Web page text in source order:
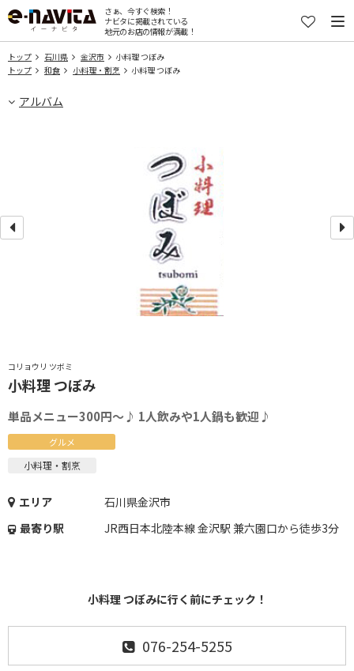
さぁ、今すぐ検索！
ナビタに掲載されている
地元のお店の情報が満載！
トップ 石川県 金沢市
小料理 つぼみ
トップ
和食 小料理・割烹 小料理 つぼみ
アルバム
コリョウリ ツボミ
小料理 つぼみ
単品メニュー300円～♪ 1人飲みや1人鍋も歓迎♪
グルメ
小料理・割烹
エリア
石川県金沢市
最寄り駅
JR西日本北陸本線 金沢駅 兼六園口から徒歩3分
小料理 つぼみに行く前にチェック！
076-254-5255